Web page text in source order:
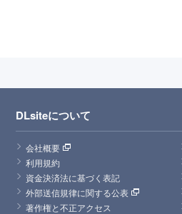
DLsiteについて
会社概要
利用規約
資金決済法に基づく表記
外部送信規律に関する公表
著作権と不正アクセス